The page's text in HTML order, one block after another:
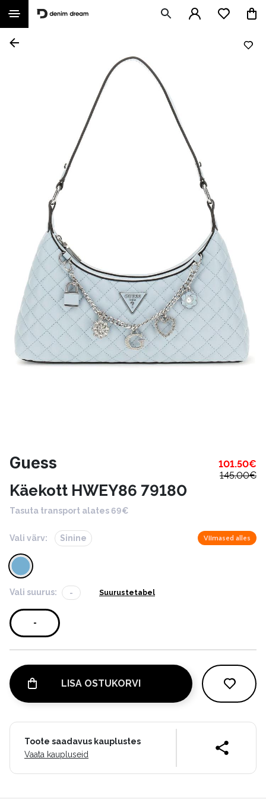
Guess 101.50€
145.00€
Käekott HWEY86 79180
Tasuta transport alates 69€
Vali värv: Sinine Viimased alles
Vali suurus: - Suurustetabel
-
LISA OSTUKORVI
Toote saadavus kauplustes
Vaata kaupluseid